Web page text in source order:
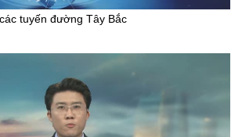
tuyến đường Tây Bắc